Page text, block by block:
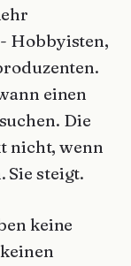
Hobbyisten,
einen
Die
nicht, wenn
Sie steigt.
keine